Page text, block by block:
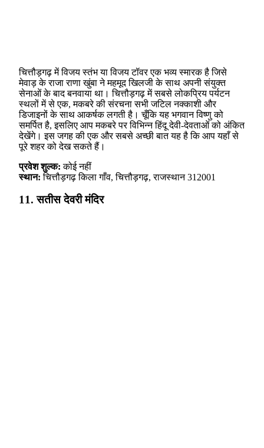
चित्तौड़गढ़ में विजय स्तंभ या विजय टॉवर एक भव्य स्मारक है जिसे
मेवाड़ के राजा राणा खुंबा ने महमूद खिलजी के साथ अपनी संयुक्त
सेनाओं के बाद बनवाया था। चित्तौड़गढ़ में सबसे लोकप्रिय पर्यटन
स्थलों में से एक, मकबरे की संरचना सभी जटिल नक्काशी और
डिजाइनों के साथ आकर्षक लगती है। चूँकि यह भगवान विष्णु को
समर्पित है, इसलिए आप मकबरे पर विभिन्न हिंदू देवी-देवताओं को अंकित
देखेंगे। इस जगह की एक और सबसे अच्छी बात यह है कि आप यहाँ से
पूरे शहर को देख सकते हैं।
प्रवेश शुल्क: कोई नहीं
स्थान: चित्तौड़गढ़ किला गाँव, चित्तौड़गढ़, राजस्थान 312001
11. सतीस देवरी मंदिर